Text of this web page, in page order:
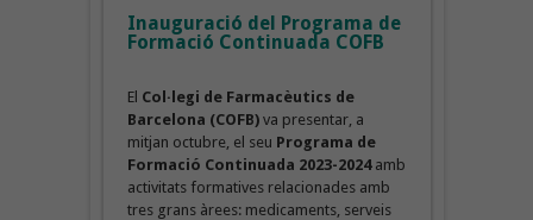
Inauguració del Programa de
Formació Continuada COFB
El Col·legi de Farmacèutics de
Barcelona (COFB)va presentar, a
mitjan octubre, el seu Programa de
Formació Continuada 2023-2024amb
activitats formatives relacionades amb
tres grans àrees: medicaments, serveis